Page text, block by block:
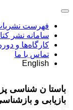
فهرست
سامانه نشر
کارگاه‌ها و
تماس با ما
English
باستا ن شناسی
بازیابی و